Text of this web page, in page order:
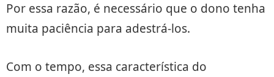
Por essa razão, é necessário que o dono tenha
muita paciência para adestrá-los.
Com o tempo, essa característica do